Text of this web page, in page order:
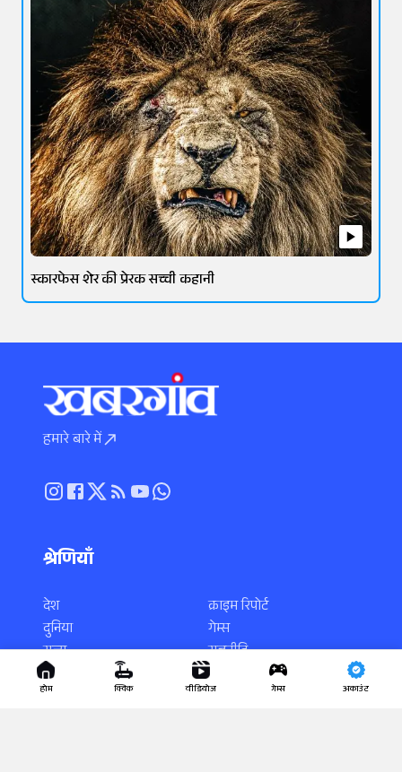
स्कारफेस शेर की प्रेरक सच्ची कहानी
हमारे बारे में
श्रेणियाँ
देश
दुनिया
राज्य
स्पोर्ट्स
एंटरटेनमेंट
क्राइम रिपोर्ट
गेम्स
राजनीति
करियर
साइंस-टेक
होम क्विक वीडियोज गेम्स अकाउंट